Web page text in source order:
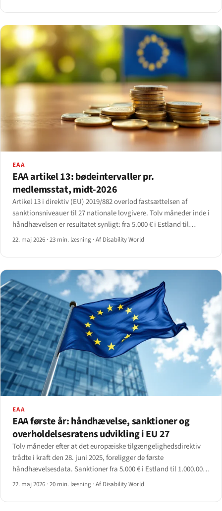
EAA
EAA artikel 13: bødeintervaller pr.
medlemsstat, midt-2026
Artikel 13 i direktiv (EU) 2019/882 overlod fastsættelsen af
sanktionsniveauer til 27 nationale lovgivere. Tolv måneder inde i
håndhævelsen er resultatet synligt: fra 5.000 € i Estland til
1.000.000 € i Spanien.
22. maj 2026 ·23 min. læsning ·Af Disability World
EAA
EAA første år: håndhævelse, sanktioner og
overholdelsesratens udvikling i EU 27
Tolv måneder efter at det europæiske tilgængelighedsdirektiv
trådte i kraft den 28. juni 2025, foreligger de første
håndhævelsesdata. Sanktioner fra 5.000 € i Estland til 1.000.000
€ i Spanien; scanning-beståelsesprocenter mellem 30 % og 70 %.
22. maj 2026 ·20 min. læsning ·Af Disability World